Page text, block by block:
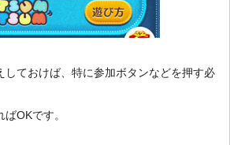
しておけば、特に参加ボタンなどを押す必
OKです。